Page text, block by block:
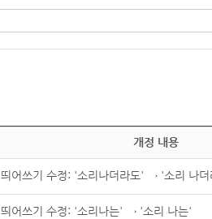
개정 내용
띄어쓰기 수정: '소리나더라도' → '소리 나더
띄어쓰기 수정: '소리나는' → '소리 나는'